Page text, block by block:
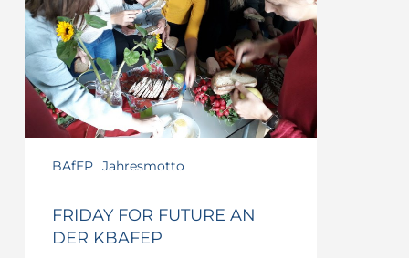
BAfEP Jahresmotto
FRIDAY FOR FUTURE AN
DER KBAFEP